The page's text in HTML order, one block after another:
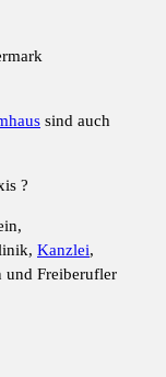
sind auch
?
Kanzlei,
und Freiberufler